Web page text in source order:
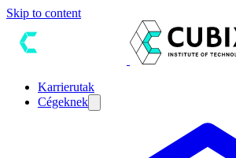
Skip to content
Karrierutak
Cégeknek